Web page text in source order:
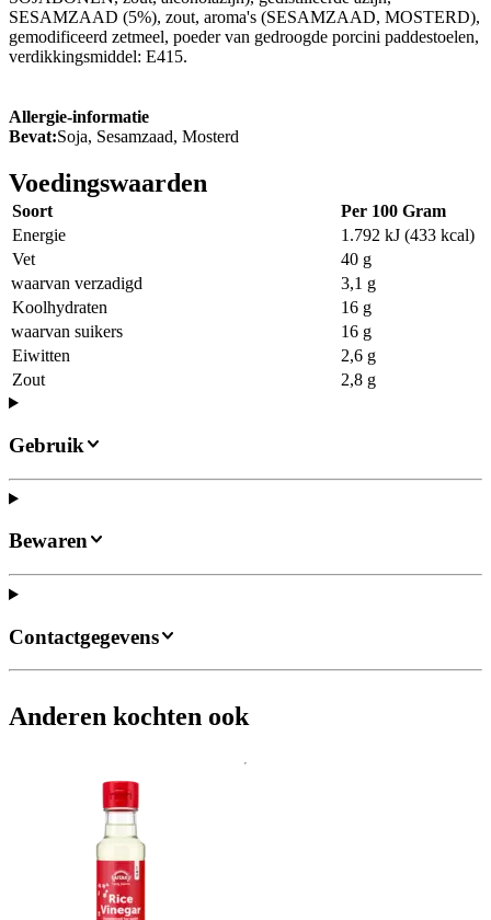
SESAMZAAD (5%), zout, aroma's (SESAMZAAD, MOSTERD),
gemodificeerd zetmeel, poeder van gedroogde porcini paddestoelen,
verdikkingsmiddel: E415.
Allergie-informatie
Bevat:Soja, Sesamzaad, Mosterd
Voedingswaarden
Soort
Per 100 Gram
Energie
1.792 kJ (433 kcal)
Vet
40 g
waarvan verzadigd
3,1 g
Koolhydraten
16 g
waarvan suikers
16 g
Eiwitten
2,6 g
Zout
2,8 g
Gebruik
Bewaren
Contactgegevens
Anderen kochten ook